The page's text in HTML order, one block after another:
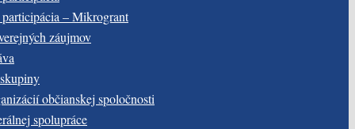
– Mikrogrant
záujmov
občianskej spoločnosti
spolupráce